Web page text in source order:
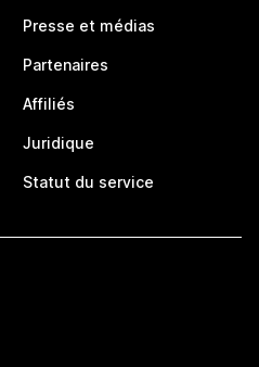
Presse et médias
Partenaires
Affiliés
Juridique
Statut du service